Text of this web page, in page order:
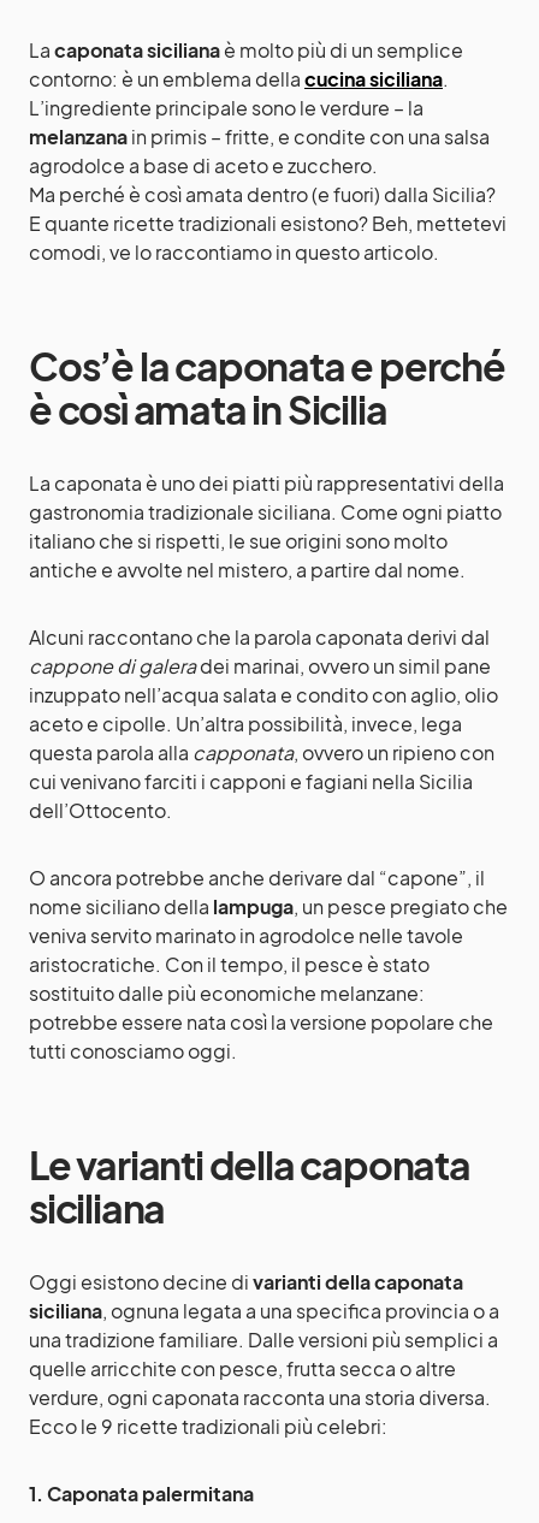
Lacaponata sicilianaè molto più di un semplice
contorno: è un emblema dellacucina siciliana.
L’ingrediente principale sono le verdure – la
melanzanain primis – fritte, e condite con una salsa
agrodolce a base di aceto e zucchero.
Ma perché è così amata dentro (e fuori) dalla Sicilia?
E quante ricette tradizionali esistono? Beh, mettetevi
comodi, ve lo raccontiamo in questo articolo.
Cos’è la caponata e perché
è così amata in Sicilia
La caponata è uno dei piatti più rappresentativi della
gastronomia tradizionale siciliana. Come ogni piatto
italiano che si rispetti, le sue origini sono molto
antiche e avvolte nel mistero, a partire dal nome.
Alcuni raccontano che la parola caponata derivi dal
cappone di galeradei marinai, ovvero un simil pane
inzuppato nell’acqua salata e condito con aglio, olio
aceto e cipolle. Un’altra possibilità, invece, lega
questa parola alla capponata, ovvero un ripieno con
cui venivano farciti i capponi e fagiani nella Sicilia
dell’Ottocento.
O ancora potrebbe anche derivare dal “capone”, il
nome siciliano della lampuga, un pesce pregiato che
veniva servito marinato in agrodolce nelle tavole
aristocratiche. Con il tempo, il pesce è stato
sostituito dalle più economiche melanzane:
potrebbe essere nata così la versione popolare che
tutti conosciamo oggi.
Le varianti della caponata
siciliana
Oggi esistono decine divarianti della caponata
siciliana, ognuna legata a una specifica provincia o a
una tradizione familiare. Dalle versioni più semplici a
quelle arricchite con pesce, frutta secca o altre
verdure, ogni caponata racconta una storia diversa.
Ecco le 9 ricette tradizionali più celebri:
1. Caponata palermitana